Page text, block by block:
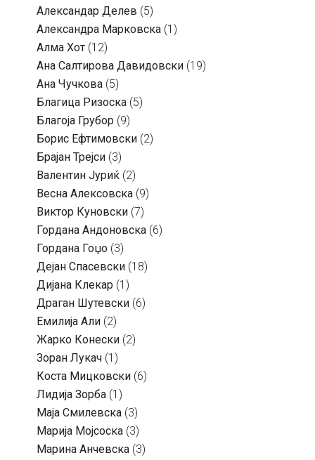
Александар Делев (5)
Александра Марковска (1)
Алма Хот (12)
Ана Салтирова Давидовски (19)
Ана Чучкова (5)
Благица Ризоска (5)
Благоја Грубор (9)
Борис Ефтимовски (2)
Брајан Трејси (3)
Валентин Јуриќ (2)
Весна Алексовска (9)
Виктор Куновски (7)
Гордана Андоновска (6)
Гордана Гоџо (3)
Дејан Спасевски (18)
Дијана Клекар (1)
Драган Шутевски (6)
Емилија Али (2)
Жарко Конески (2)
Зоран Лукач (1)
Коста Мицковски (6)
Лидија Зорба (1)
Маја Смилевска (3)
Марија Мојсоска (3)
Марина Анчевска (3)